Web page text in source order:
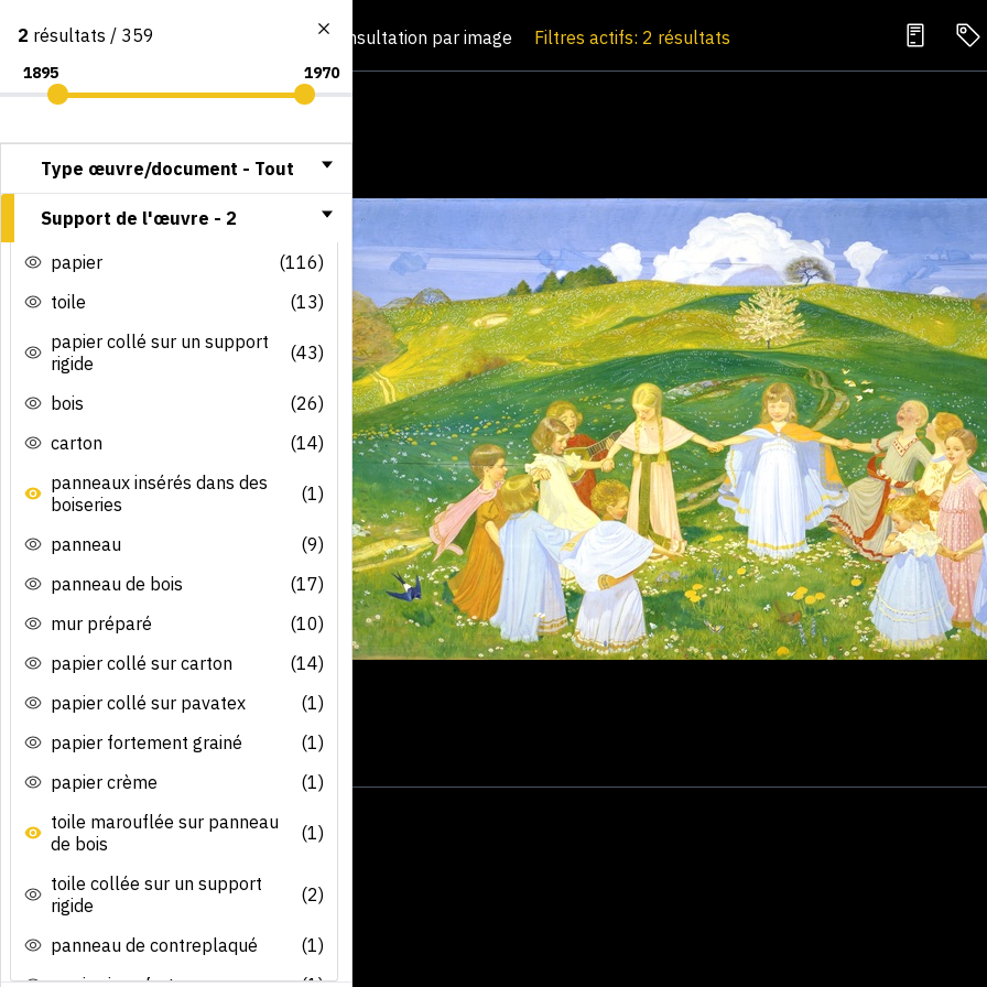
Consultation par image Filtres actifs: 2 résultats
2 résultats / 359
Type œuvre/document - Tout
Support de l'œuvre - 2
papier
(116)
toile
(13)
papier collé sur un support
rigide
(43)
bois
(26)
carton
(14)
panneaux insérés dans des
boiseries
(1)
panneau
(9)
panneau de bois
(17)
mur préparé
(10)
papier collé sur carton
(14)
papier collé sur pavatex
(1)
papier fortement grainé
(1)
papier crème
(1)
toile marouflée sur panneau
de bois
(1)
toile collée sur un support
rigide
(2)
panneau de contreplaqué
(1)